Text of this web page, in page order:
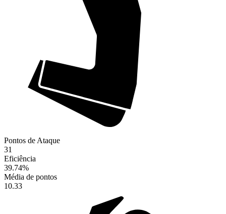
Pontos de Ataque
31
Eficiência
39.74%
Média de pontos
10.33